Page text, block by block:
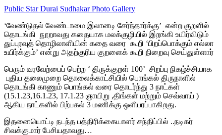
Public Star Durai Sudhakar Photo Gallery
‘வேண்டுதல் வேண்டாமை இலானடி சேர்ந்தார்க்கு’ என்ற குறளில்
தொடங்கி நூறாவது கதையாக மலக்குழியில் இறங்கி உயிர்விடும்
துப்புரவுத் தொழிலாளியின் கதை வரை கூறி ‘பிறப்பொக்கும் எல்லா
உயிர்க்கும்’ என்று அதற்குரிய குறளைக் கூறி நிறைவு செய்துள்ளார்
பெரும் வரவேற்பைப் பெற்ற ‘ திருக்குறள் 100’ சிறப்பு நிகழ்ச்சியாக
புதிய தலைமுறை தொலைக்காட்சியில் பொங்கல் திருநாளில்
தொடங்கி காணும் பொங்கல் வரை தொடர்ந்து 3 நாட்கள்
(15.1.23,16.1.23, 17.1.23 ஞாயிறு ,திங்கள் மற்றும் செவ்வாய் )
ஆகிய நாட்களில் பிற்பகல் 3 மணிக்கு ஒளிபரப்பாகிறது.
இதனையொட்டி நடந்த பத்திரிக்கையாளர் சந்திப்பில் ..நடிகர்
சிவக்குமார் பேசியதாவது…